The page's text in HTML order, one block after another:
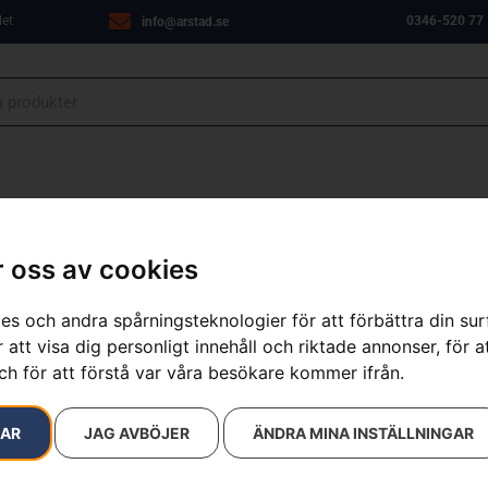
oss av cookies
och andra spårningsteknologier för att förbättra din
visa dig personligt innehåll och riktade annonser, för
för att förstå var våra besökare kommer ifrån.
JAG AVBÖJER ÄNDRA MINA INSTÄLLNINGAR
info@arstad.se 0346-520 77